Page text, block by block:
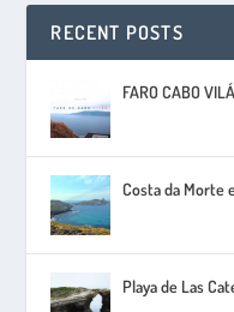
RECENT POSTS
FARO CABO
Costa da Morte
Playa de Las